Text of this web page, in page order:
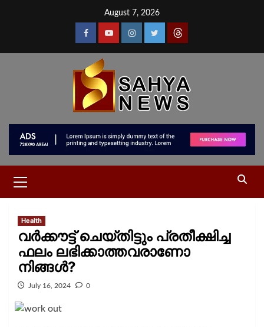
August 7, 2026
Health
വര്‍ക്കൗട്ട് ചെയ്തിട്ടും പ്രതീക്ഷിച്ച
ഫലം ലഭിക്കാത്തവരാണോ
നിങ്ങൾ?
July 16, 2024 0